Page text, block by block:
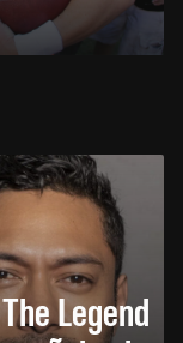
Legend